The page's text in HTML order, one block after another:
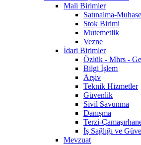
Mali Birimler
Satınalma-
Stok Birimi
Mutemetlik
Vezne
İdari Birimler
Özlük - Mhrs -
Bilgi İşlem
Arşiv
Teknik Hizmetler
Güvenlik
Sivil Savunma
Danışma
Terzi-
İş Sağlığı ve
Mevzuat